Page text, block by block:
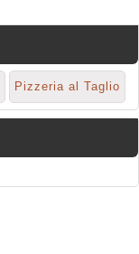
Pizzeria al Taglio